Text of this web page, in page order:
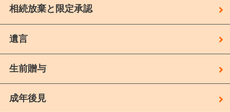
相続放棄と限定承認
遺言
生前贈与
成年後見